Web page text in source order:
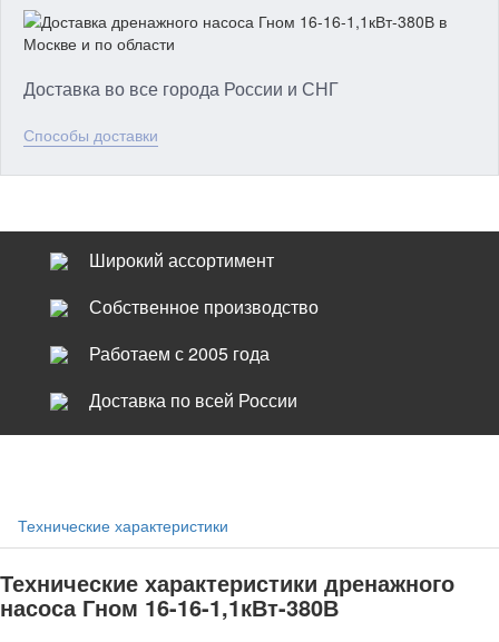
Доставка во все города России и СНГ
Способы доставки
Широкий ассортимент
Собственное производство
Работаем с 2005 года
Доставка по всей России
Технические характеристики
Технические характеристики дренажного
насоса Гном 16-16-1,1кВт-380В